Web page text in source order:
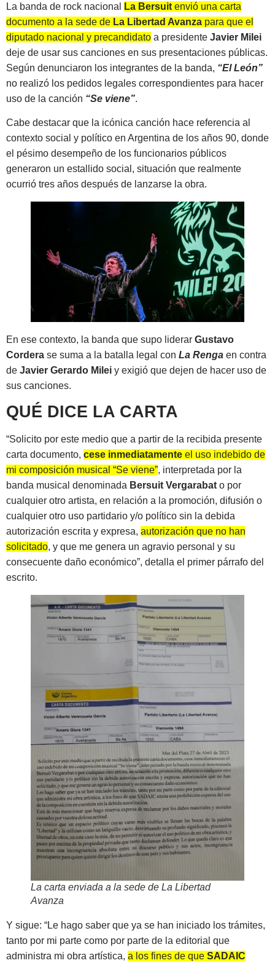
La banda de rock nacional La Bersuit envió una carta
documento a la sede de La Libertad Avanza para que el
diputado nacional y precandidato a presidente Javier Milei
deje de usar sus canciones en sus presentaciones públicas.
Según denunciaron los integrantes de la banda, “El León”
no realizó los pedidos legales correspondientes para hacer
uso de la canción “Se viene”.
Cabe destacar que la icónica canción hace referencia al
contexto social y político en Argentina de los años 90, donde
el pésimo desempeño de los funcionarios públicos
generaron un estallido social, situación que realmente
ocurrió tres años después de lanzarse la obra.
En ese contexto, la banda que supo liderar Gustavo
Cordera se suma a la batalla legal con La Renga en contra
de Javier Gerardo Milei y exigió que dejen de hacer uso de
sus canciones.
QUÉ DICE LA CARTA
“Solicito por este medio que a partir de la recibida presente
carta documento, cese inmediatamente el uso indebido de
mi composición musical “Se viene”, interpretada por la
banda musical denominada Bersuit Vergarabat o por
cualquier otro artista, en relación a la promoción, difusión o
cualquier otro uso partidario y/o político sin la debida
autorización escrita y expresa, autorización que no han
solicitado, y que me genera un agravio personal y su
consecuente daño económico”, detalla el primer párrafo del
escrito.
La carta enviada a la sede de La Libertad
Avanza
Y sigue: “Le hago saber que ya se han iniciado los trámites,
tanto por mi parte como por parte de la editorial que
administra mi obra artística, a los fines de que SADAIC